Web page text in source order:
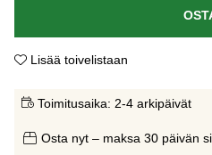
Lisää toivelistaan
Toimitusaika: 2-4 arkipäivät
Osta nyt – maksa 30 päivän